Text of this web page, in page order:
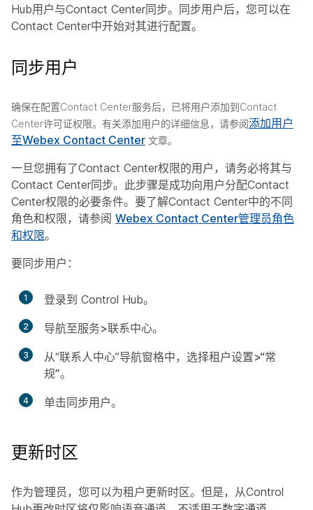
Hub用户与Contact Center同步。同步用户后，您可以在
Contact Center中开始对其进行配置。
同步用户
确保在配置Contact Center服务后，已将用户添加到Contact
Center许可证权限。有关添加用户的详细信息，请参阅添加用户
至Webex Contact Center 文章。
一旦您拥有了Contact Center权限的用户，请务必将其与
Contact Center同步。此步骤是成功向用户分配Contact
Center权限的必要条件。要了解Contact Center中的不同
角色和权限，请参阅 Webex Contact Center管理员角色
和权限。
要同步用户：
1 登录到 Control Hub。
2 导航至服务>联系中心。
3 从“联系人中心”导航窗格中，选择租户设置>“常
规”。
4 单击同步用户。
更新时区
作为管理员，您可以为租户更新时区。但是，从Control